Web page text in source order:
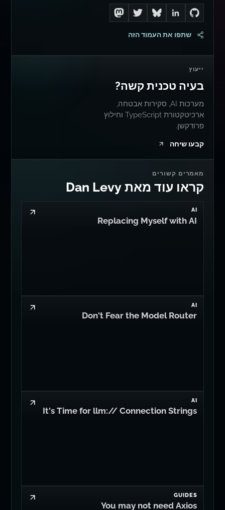
Go to Dan's GitHub
Connect with me on LinkedIn
Follow me on Bluesky
Follow me on Twitter
Follow me on Mastodon
שתפו את העמוד הזה
ייעוץ
בעיה טכנית קשה?
מערכות AI, סקירות אבטחה,
ארכיטקטורת TypeScript וחילוץ
פרודקשן.
קבעו שיחה
מאמרים קשורים
קראו עוד מאת Dan Levy
AI
Replacing Myself with AI
AI
Don't Fear the Model Router
AI
It's Time for llm:// Connection Strings
GUIDES
You may not need Axios